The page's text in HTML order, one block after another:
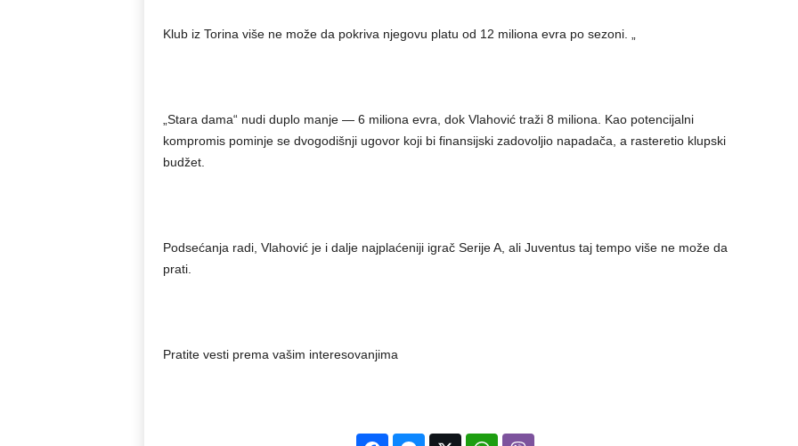
Klub iz Torina više ne može da pokriva njegovu platu od 12 miliona evra po sezoni. „
„Stara dama“ nudi duplo manje — 6 miliona evra, dok Vlahović traži 8 miliona. Kao potencijalni
kompromis pominje se dvogodišnji ugovor koji bi finansijski zadovoljio napadača, a rasteretio klupski
budžet.
Podsećanja radi, Vlahović je i dalje najplaćeniji igrač Serije A, ali Juventus taj tempo više ne može da
prati.
Pratite vesti prema vašim interesovanjima